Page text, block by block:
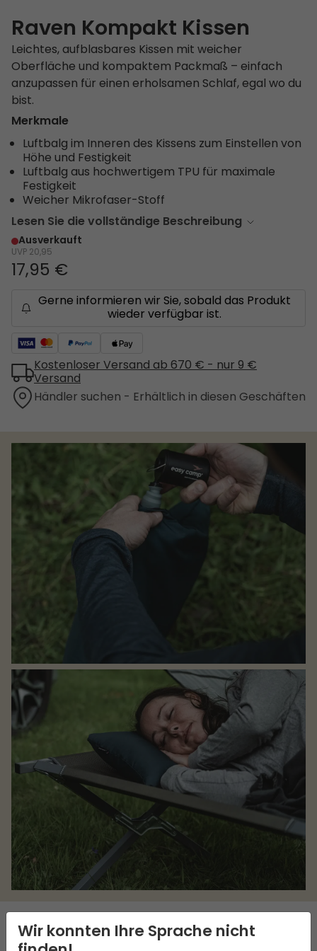
Raven Kompakt Kissen
Leichtes, aufblasbares Kissen mit weicher
Oberfläche und kompaktem Packmaß – einfach
anzupassen für einen erholsamen Schlaf, egal wo du
bist.
Merkmale
Luftbalg im Inneren des Kissens zum Einstellen von
Höhe und Festigkeit
Luftbalg aus hochwertigem TPU für maximale
Festigkeit
Weicher Mikrofaser-Stoff
Lesen Sie die vollständige Beschreibung
Ausverkauft
UVP 20,95
17,95 €
Gerne informieren wir Sie, sobald das Produkt
wieder verfügbar ist.
Kostenloser Versand ab 670 € - nur 9 €
Versand
Händler suchen - Erhältlich in diesen Geschäften
Wir konnten Ihre Sprache nicht